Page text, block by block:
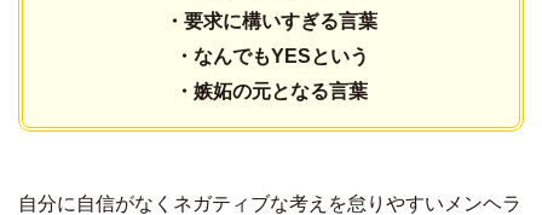
・要求に構いすぎる言葉
・なんでもYESという
・嫉妬の元となる言葉
自分に自信がなくネガティブな考えを怠りやすいメンヘラ